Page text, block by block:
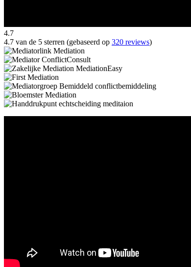
4.7
4.7 van de 5 sterren (gebaseerd op 320 reviews)